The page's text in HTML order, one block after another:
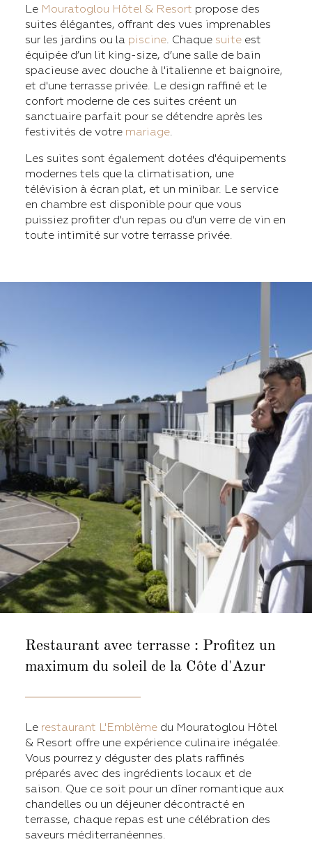
Le Mouratoglou Hôtel & Resort propose des
suites élégantes, offrant des vues imprenables
sur les jardins ou la piscine. Chaque suite est
équipée d’un lit king-size, d’une salle de bain
spacieuse avec douche à l'italienne et baignoire,
et d'une terrasse privée. Le design raffiné et le
confort moderne de ces suites créent un
sanctuaire parfait pour se détendre après les
festivités de votre mariage.
Les suites sont également dotées d'équipements
modernes tels que la climatisation, une
télévision à écran plat, et un minibar. Le service
en chambre est disponible pour que vous
puissiez profiter d'un repas ou d'un verre de vin en
toute intimité sur votre terrasse privée.
Restaurant avec terrasse : Profitez un
maximum du soleil de la Côte d'Azur
Le restaurant L'Emblème du Mouratoglou Hôtel
& Resort offre une expérience culinaire inégalée.
Vous pourrez y déguster des plats raffinés
préparés avec des ingrédients locaux et de
saison. Que ce soit pour un dîner romantique aux
chandelles ou un déjeuner décontracté en
terrasse, chaque repas est une célébration des
saveurs méditerranéennes.